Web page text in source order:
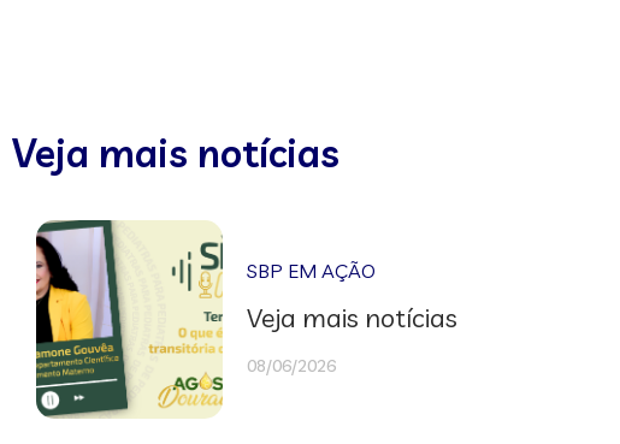
Veja mais notícias
SBP EM AÇÃO
Veja mais notícias
08/06/2026